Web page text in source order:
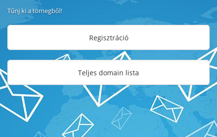
Tűnj ki a tömegből!
Regisztráció
Teljes domain lista